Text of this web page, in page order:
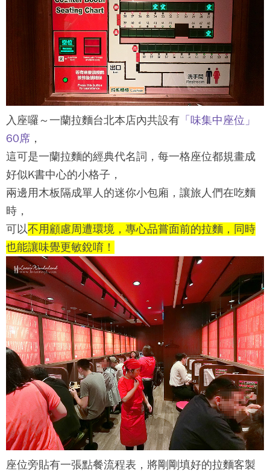
入座囉～一蘭拉麵台北本店內共設有 「味集中座位」
60席 ，
這可是一蘭拉麵的經典代名詞，每一格座位都規畫成
好似K書中心的小格子，
兩邊用木板隔成單人的迷你小包廂，讓旅人們在吃麵
時，
可以不用顧慮周遭環境，專心品嘗面前的拉麵，同時
也能讓味覺更敏銳唷！
座位旁貼有一張點餐流程表，將剛剛填好的拉麵客製